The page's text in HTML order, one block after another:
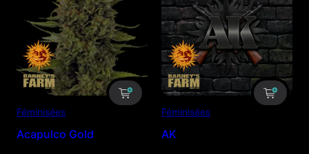
Féminisées
Acapulco Gold
Féminisées
AK